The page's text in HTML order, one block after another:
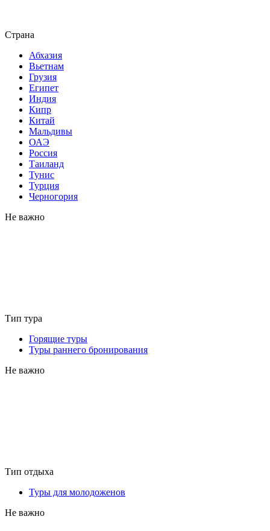
Страна
Абхазия
Вьетнам
Грузия
Египет
Индия
Кипр
Китай
Мальдивы
ОАЭ
Россия
Таиланд
Тунис
Турция
Черногория
Не важно
Тип тура
Горящие туры
Туры раннего бронирования
Не важно
Тип отдыха
Туры для молодоженов
Не важно